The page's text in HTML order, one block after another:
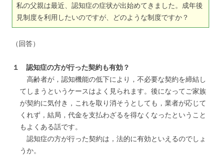
私の父親は最近、認知症の症状が出始めてきました。成年後
見制度を利用したいのですが、どのような制度ですか？
（回答）
１ 認知症の方が行った契約も有効？
高齢者が，認知機能の低下により，不必要な契約を締結し
てしまうというケースはよく見られます。後になってご家族
が契約に気付き，これを取り消そうとしても，業者が応じて
くれず，結局，代金を支払わざるを得なくなったということ
もよくある話です。
認知症の方が行った契約は，法的に有効といえるのでしょ
うか。